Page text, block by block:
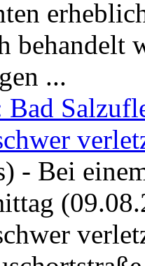
behandelt
...
- Bei